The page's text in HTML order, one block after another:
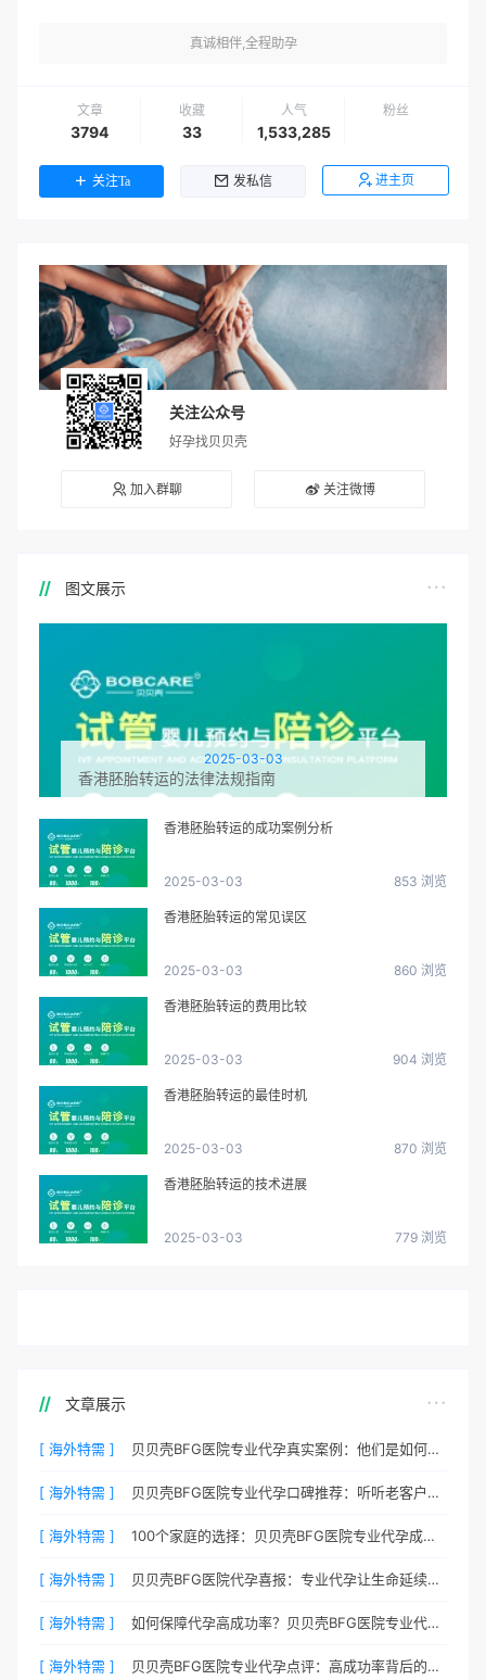
真诚相伴,全程助孕
文章
3794
收藏
33
人气
1,533,285
粉丝
关注Ta 发私信 进主页
关注公众号
好孕找贝贝壳
加入群聊 关注微博
图文展示
2025-03-03
香港胚胎转运的法律法规指南
香港胚胎转运的成功案例分析
2025-03-03 853 浏览
香港胚胎转运的常见误区
2025-03-03 860 浏览
香港胚胎转运的费用比较
2025-03-03 904 浏览
香港胚胎转运的最佳时机
2025-03-03 870 浏览
香港胚胎转运的技术进展
2025-03-03 779 浏览
文章展示
[ 海外特需 ] 贝贝壳BFG医院专业代孕真实案例：他们是如何在这里圆梦的
[ 海外特需 ] 贝贝壳BFG医院专业代孕口碑推荐：听听老客户的真实评价
[ 海外特需 ] 100个家庭的选择：贝贝壳BFG医院专业代孕成功案例分享
[ 海外特需 ] 贝贝壳BFG医院代孕喜报：专业代孕让生命延续更简单
[ 海外特需 ] 如何保障代孕高成功率？贝贝壳BFG医院专业代孕方案解析
[ 海外特需 ] 贝贝壳BFG医院专业代孕点评：高成功率背后的医疗神话